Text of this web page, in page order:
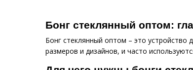
Бонг стеклянный оптом:
Бонг стеклянный оптом – это устройство
размеров и дизайнов, и часто